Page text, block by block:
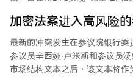
加密法案进入高风险
最新的冲突发生在参议院银行委
参议员辛西娅·卢米斯和参议员
市场结构文本之后，该文本将作